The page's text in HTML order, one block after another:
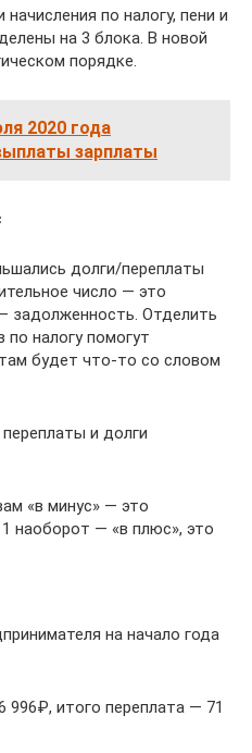
по налогу, пени и
на 3 блока. В новой
порядке.
2020 года
зарплаты
долги/переплаты
число — это
задолженность. Отделить
налогу помогут
будет что-то со словом
и долги
«в минус» — это
наоборот — «в плюс», это
на начало года
996₽, итого переплата — 71